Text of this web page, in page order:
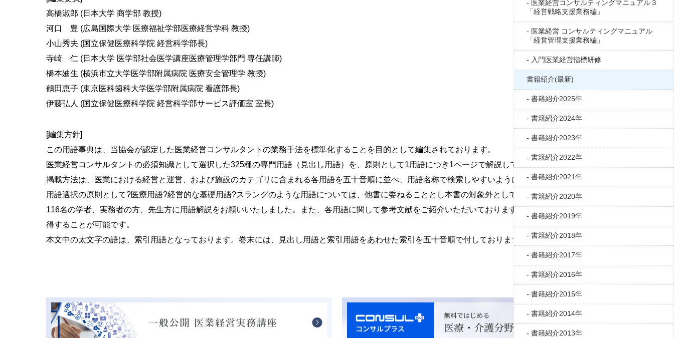
高橋淑郎 (日本大学 商学部 教授)
河口 豊 (広島国際大学 医療福祉学部医療経営学科 教授)
小山秀夫 (国立保健医療科学院 経営科学部長)
寺崎 仁 (日本大学 医学部社会医学講座医療管理学部門 専任講師)
橋本廸生 (横浜市立大学医学部附属病院 医療安全管理学 教授)
鶴田恵子 (東京医科歯科大学医学部附属病院 看護部長)
伊藤弘人 (国立保健医療科学院 経営科学部サービス評価室 室長)
[編集方針]
この用語事典は、当協会が認定した医業経営コンサルタントの業務手法を標準化することを目的として編集されております。
医業経営コンサルタントの必須知識として選択した325種の専門用語（見出し用語）を、原則として1用語につき1ページで解説しております。
掲載方法は、医業における経営と運営、および施設のカテゴリに含まれる各用語を五十音順に並べ、用語名称で検索しやすいように配慮されております。
用語選択の原則として?医療用語?経営的な基礎用語?スラングのような用語については、他書に委ねることとし本書の対象外としております。
116名の学者、実務者の方、先生方に用語解説をお願いいたしました。また、各用語に関して参考文献をご紹介いただいておりますので、さらに多くの知識を習
得することが可能です。
本文中の太文字の語は、索引用語となっております。巻末には、見出し用語と索引用語をあわせた索引を五十音順で付しております。
医業経営コンサルティングマニュアル３
「経営戦略支援業務編」
医業経営 コンサルティングマニュアル
「経営管理支援業務編」
入門医業経営指標研修
書籍紹介(最新)
書籍紹介2025年
書籍紹介2024年
書籍紹介2023年
書籍紹介2022年
書籍紹介2021年
書籍紹介2020年
書籍紹介2019年
書籍紹介2018年
書籍紹介2017年
書籍紹介2016年
書籍紹介2015年
書籍紹介2014年
書籍紹介2013年